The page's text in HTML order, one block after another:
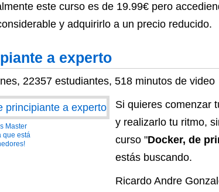
este curso es de 19.99€ pero
y adquirirlo a un precio reducido.
a experto
22357 estudiantes, 518 minutos de video
Master
que está
Si quieres comenzar
y realizarlo tu ritmo,
curso "Docker, de
estás buscando.
Ricardo Andre